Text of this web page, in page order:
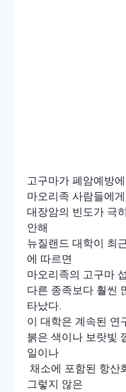
고구마가 폐암예방
마오리족 사람들에게
대장암의 빈도가 극
안해
뉴질랜드 대학이 최
에 따르면
마오리족의 고구마
다른 종족보다 훨씬
타났다.
이 대학은 계속된 연
붉은 색이나 보랏빛
일이나
채소에 포함된 항산
그렇지 않은